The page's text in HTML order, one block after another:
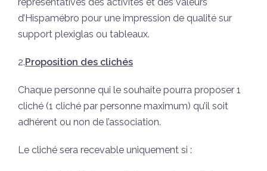
d’Hispamébro pour une impression de qualité sur
support plexiglas ou tableaux.
2.Proposition des clichés
Chaque personne qui le souhaite pourra proposer 1
cliché (1 cliché par personne maximum) qu’il soit
adhérent ou non de l’association.
Le cliché sera recevable uniquement si :